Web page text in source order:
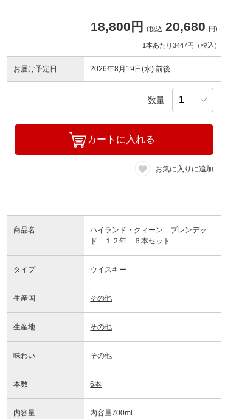
18,800円 (税込 20,680 円)
1本あたり3447円（税込）
お届け予定日 2026年8月19日(水) 前後
数量
カートに入れる
お気に入りに追加
商品名
ハイランド・クィーン ブレンデッ
ド １２年 ６本セット
タイプ ウイスキー
生産国 その他
生産地 その他
味わい その他
本数 6本
内容量 内容量700ml